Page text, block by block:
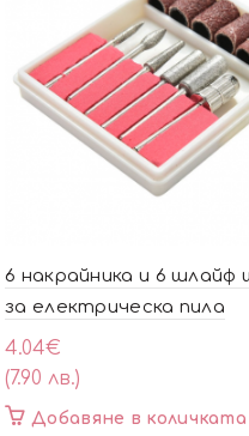
6 накрайника и 6 шлайф
за електрическа пила
4.04€
(7.90 лв.)
Добавяне в количката